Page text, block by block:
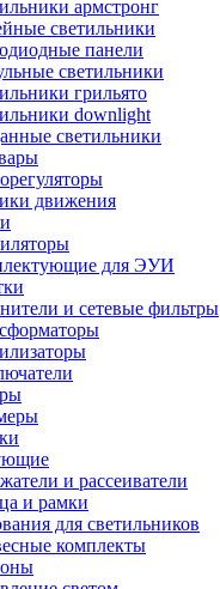
армстронг
светильники
панели
светильники
грильято
downlight
светильники
движения
для ЭУИ
и сетевые фильтры
и рассеиватели
и рамки
для светильников
комплекты